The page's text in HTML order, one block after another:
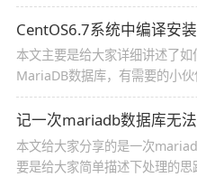
CentOS6.7系统中编译安
本文主要是给大家详细讲述了
MariaDB数据库，有需要的小
记一次mariadb数据库无
本文给大家分享的是一次
要是给大家简单描述下处理的